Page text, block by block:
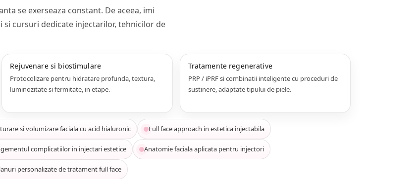
se exerseaza constant. De aceea, imi
cursuri dedicate injectarilor, tehnicilor de
Rejuvenare si biostimulare
Protocolizare pentru hidratare profunda, textura,
luminozitate si fermitate, in etape.
Tratamente regenerative
PRP / iPRF si combinatii inteligente cu proceduri de
sustinere, adaptate tipului de piele.
si volumizare faciala cu acid hialuronic Full face approach in estetica injectabila
complicatiilor in injectari estetice Anatomie faciala aplicata pentru injectori
personalizate de tratament full face